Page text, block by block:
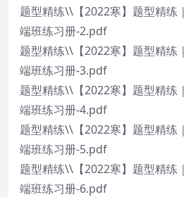
题型精练\\【2022寒】题型精练
端班练习册-2.pdf
题型精练\\【2022寒】题型精练
端班练习册-3.pdf
题型精练\\【2022寒】题型精练
端班练习册-4.pdf
题型精练\\【2022寒】题型精练
端班练习册-5.pdf
题型精练\\【2022寒】题型精练
端班练习册-6.pdf